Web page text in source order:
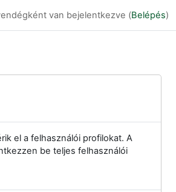
van bejelentkezve (Belépés)
el a felhasználói profilokat. A
be teljes felhasználói